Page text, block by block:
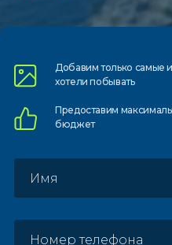
Добавим только самые
хотели побывать
Предоставим
бюджет